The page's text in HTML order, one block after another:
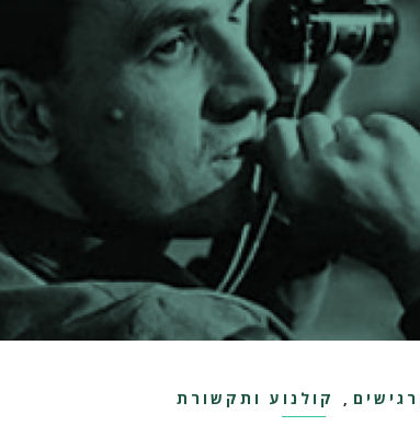
, קולנוע ותקשורת